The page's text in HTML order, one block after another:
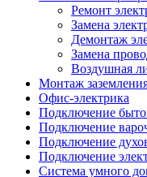
Ремонт
Замена
Демонтаж
Замена
Воздушная
Монтаж
Офис-электрика
Подключение
Подключение
Подключение
Подключение
Система умного